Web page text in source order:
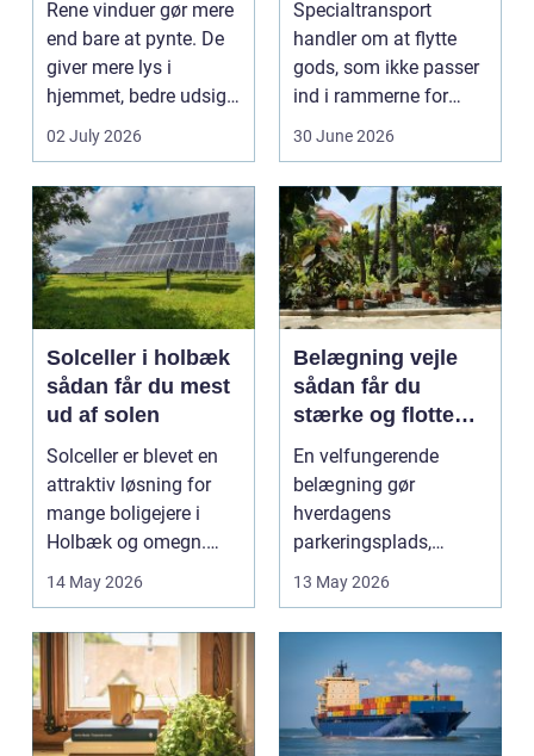
Rene vinduer gør mere
end bare at pynte. De
giver mere lys i
hjemmet, bedre udsigt
og et p&ae...
02 July 2026
Specialtransport
handler om at flytte
gods, som ikke passer
ind i rammerne for
almindelig
30 June 2026
Solceller i holbæk
sådan får du mest
ud af solen
Solceller er blevet en
attraktiv løsning for
mange boligejere i
Holbæk og omegn.
Flere ønsker at sæn...
14 May 2026
Belægning vejle
sådan får du
stærke og flotte
udendørs arealer
En velfungerende
belægning gør
hverdagens
parkeringsplads,
terrasse eller
gårdsplads både pæn
og pra...
13 May 2026